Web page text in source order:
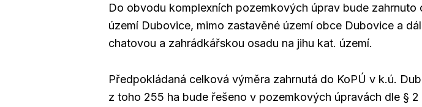
Do obvodu komplexních pozemkových úprav bude zahrnuto
území Dubovice, mimo zastavěné území obce Dubovice a
chatovou a zahrádkářskou osadu na jihu kat. území.
Předpokládaná celková výměra zahrnutá do KoPÚ v k.ú.
z toho 255 ha bude řešeno v pozemkových úpravách dle § 2